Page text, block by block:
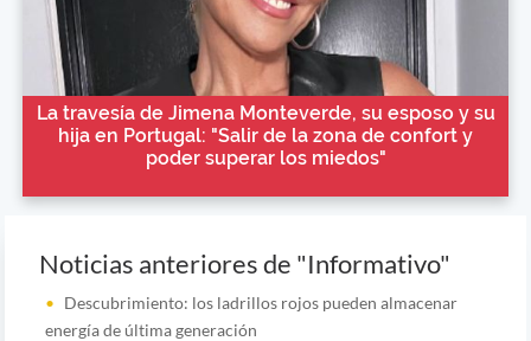
La travesía de Jimena Monteverde, su esposo y su
hija en Portugal: "Salir de la zona de confort y
poder superar los miedos"
Noticias anteriores de "Informativo"
Descubrimiento: los ladrillos rojos pueden almacenar
energía de última generación